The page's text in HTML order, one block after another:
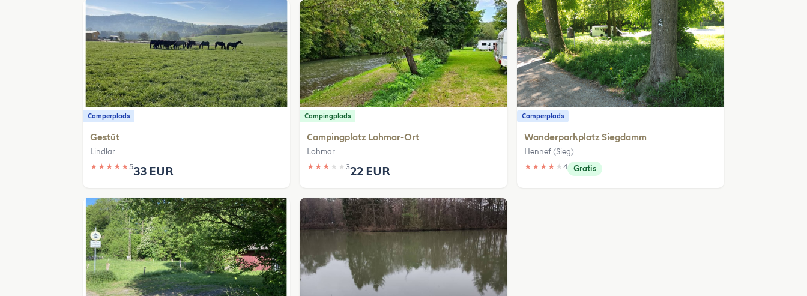
Camperplads
Gestüt
Lindlar
★ ★ ★ ★ ★533 EUR
Campingplads
Campingplatz Lohmar-Ort
Lohmar
★ ★ ★ ★ ★322 EUR
Camperplads
Wanderparkplatz Siegdamm
Hennef (Sieg)
★ ★ ★ ★ ★ 4 Gratis